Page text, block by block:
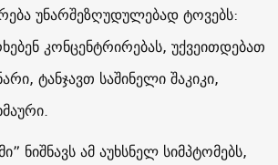
უნარშეზღუდულებად ტოვებს:
კონცენტრირებას, უქვეითდებათ
ტანჯავთ საშინელი შაკიკი,
ნიშნავს ამ აუხსნელ სიმპტომებს,